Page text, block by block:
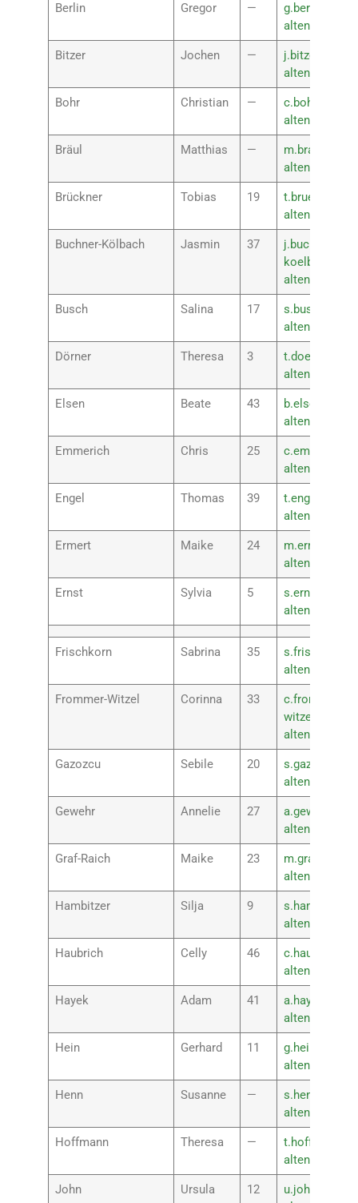
Berlin Gregor —
Bitzer Jochen —
Bohr Christian —
Bräul Matthias —
Brückner Tobias 19
Buchner-Kölbach Jasmin 37
j.buchner-
Busch Salina 17
Dörner Theresa 3
Elsen Beate 43
Emmerich Chris 25
Engel Thomas 39
Ermert Maike 24
Ernst Sylvia 5
Frischkorn Sabrina 35
Frommer-Witzel Corinna 33
c.frommer-
Gazozcu Sebile 20
Gewehr Annelie 27
Graf-Raich Maike 23
m.graf-
Hambitzer Silja 9
Haubrich Celly 46
Hayek Adam 41
Hein Gerhard 11
Henn Susanne —
Hoffmann Theresa —
John Ursula 12